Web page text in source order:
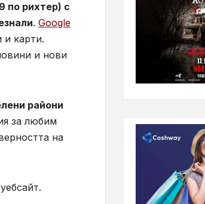
по рихтер) с
. Google
и карти.
и нови
райони
за любим
на